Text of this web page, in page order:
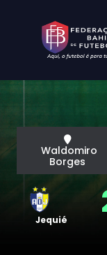
Waldomiro
Borges
Jequié